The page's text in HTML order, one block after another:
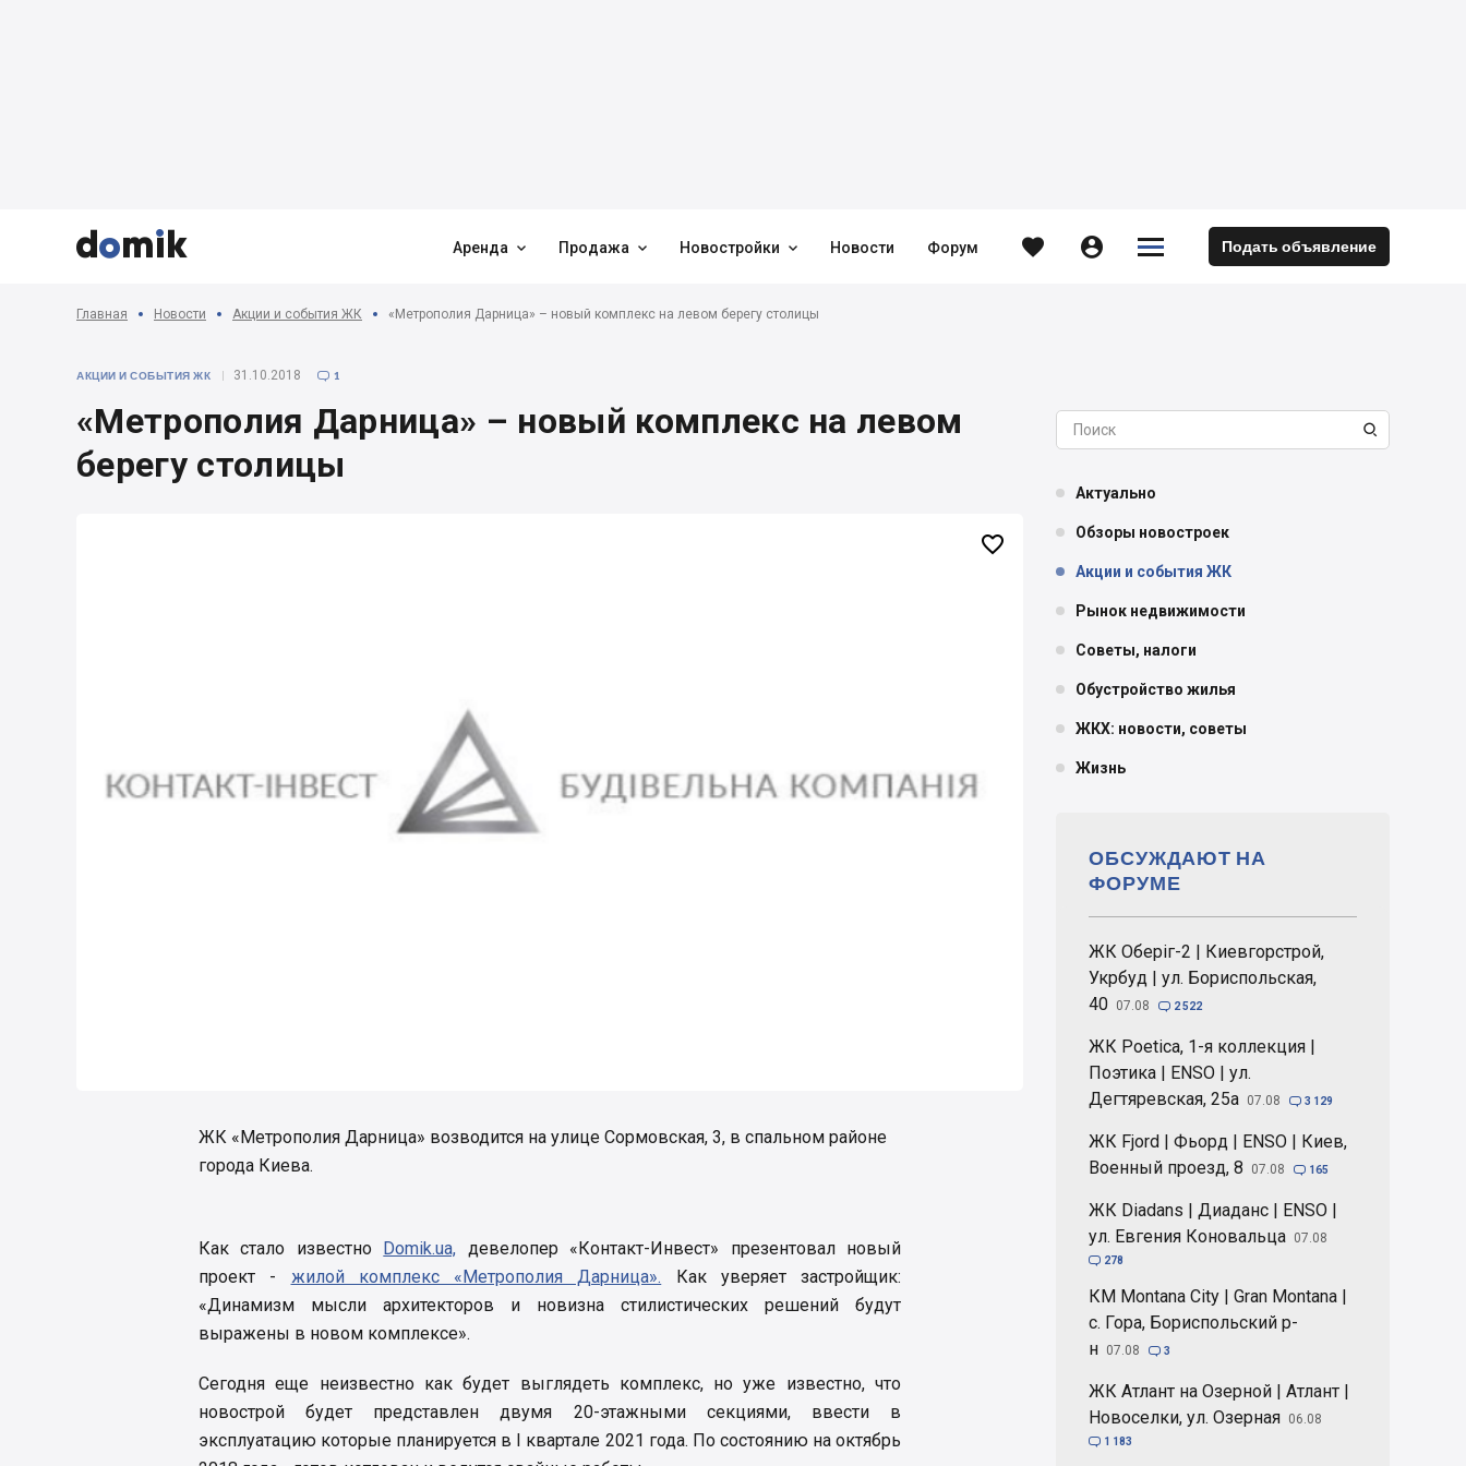


 Аренда  Продажа  Новостройки  Новости Форум   

 Подать объявление
Главная Новости Акции и события ЖК «Метрополия Дарница» – новый комплекс на левом берегу столицы
АКЦИИ И СОБЫТИЯ ЖК 31.10.2018  1
«Метрополия Дарница» – новый комплекс на левом
берегу столицы

ЖК «Метрополия Дарница» возводится на улице Сормовская, 3, в спальном районе
города Киева.
Как стало известно Domik.ua, девелопер «Контакт-Инвест» презентовал новый
проект - жилой комплекс «Метрополия Дарница». Как уверяет застройщик:
«Динамизм мысли архитекторов и новизна стилистических решений будут
выражены в новом комплексе».
Сегодня еще неизвестно как будет выглядеть комплекс, но уже известно, что
новострой будет представлен двумя 20-этажными секциями, ввести в
эксплуатацию которые планируется в I квартале 2021 года. По состоянию на октябрь

Актуально
Обзоры новостроек
Акции и события ЖК
Рынок недвижимости
Советы, налоги
Обустройство жилья
ЖКХ: новости, советы
Жизнь
ЖК Оберіг-2 | Киевгорстрой,
Укрбуд | ул. Бориспольская,
40 07.08  2 522
ЖК Poetica, 1-я коллекция |
Поэтика | ENSO | ул.
Дегтяревская, 25а 07.08  3 129
ЖК Fjord | Фьорд | ENSO | Киев,
Военный проезд, 8
07.08  165
ЖК Diadans | Диаданс | ENSO |
ул. Евгения Коновальца 07.08
 278
КМ Montana City | Gran Montana |
с. Гора, Бориспольский р-
н 07.08  3
ЖК Атлант на Озерной | Атлант |
Новоселки, ул. Озерная 06.08
 1 183
ОБСУЖДАЮТ НА
ФОРУМЕ